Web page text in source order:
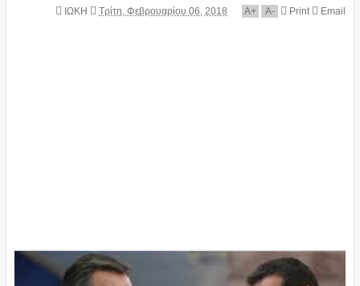
ΙΩΚΗ Τρίτη, Φεβρουαρίου 06, 2018 A+ A- Print Email